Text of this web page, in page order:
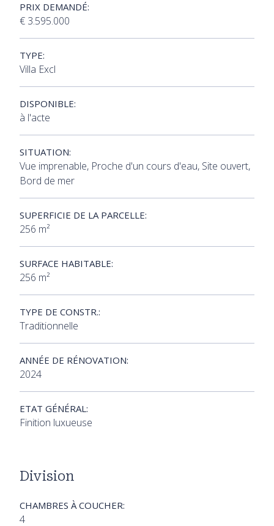
PRIX DEMANDÉ:
€ 3.595.000
TYPE:
Villa Excl
DISPONIBLE:
à l'acte
SITUATION:
Vue imprenable, Proche d'un cours d'eau, Site ouvert,
Bord de mer
SUPERFICIE DE LA PARCELLE:
256 m²
SURFACE HABITABLE:
256 m²
TYPE DE CONSTR.:
Traditionnelle
ANNÉE DE RÉNOVATION:
2024
ETAT GÉNÉRAL:
Finition luxueuse
Division
CHAMBRES À COUCHER:
4